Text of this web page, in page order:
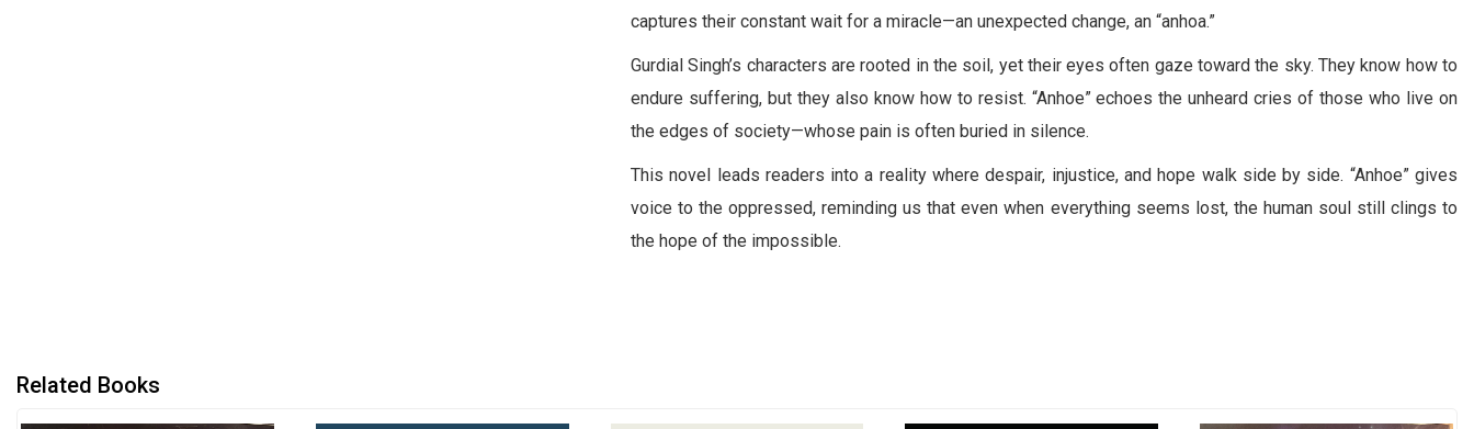
captures their constant wait for a miracle—an unexpected change, an “anhoa.”
Gurdial Singh’s characters are rooted in the soil, yet their eyes often gaze toward the sky. They know how to
endure suffering, but they also know how to resist. “Anhoe” echoes the unheard cries of those who live on
the edges of society—whose pain is often buried in silence.
This novel leads readers into a reality where despair, injustice, and hope walk side by side. “Anhoe” gives
voice to the oppressed, reminding us that even when everything seems lost, the human soul still clings to
the hope of the impossible.
Related Books